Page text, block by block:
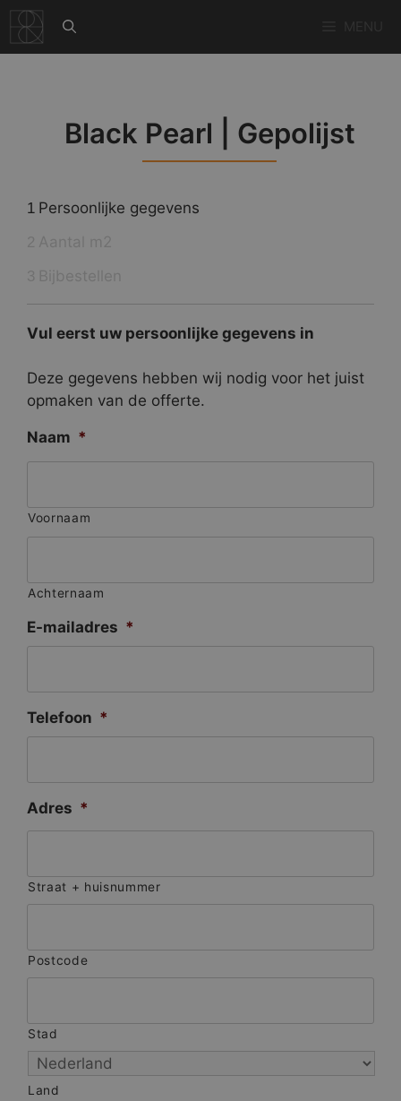
naar
de
Black Pearl | Gepolijst
1 Persoonlijke gegevens
Vul eerst uw persoonlijke gegevens in
Deze gegevens hebben wij nodig voor het juist
opmaken van de offerte.
Naam *
Voornaam
Achternaam
E-mailadres *
Telefoon *
Adres *
Straat + huisnummer
Postcode
Stad
Land